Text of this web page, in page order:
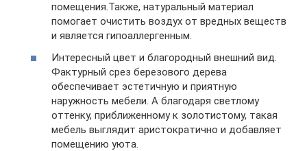
помещения.Также, натуральный материал
помогает очистить воздух от вредных веществ
и является гипоаллергенным.
Интересный цвет и благородный внешний вид.
Фактурный срез березового дерева
обеспечивает эстетичную и приятную
наружность мебели. А благодаря светлому
оттенку, приближенному к золотистому, такая
мебель выглядит аристократично и добавляет
помещению уюта.